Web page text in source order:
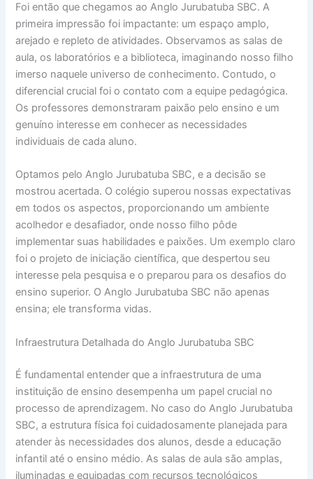
Foi então que chegamos ao Anglo Jurubatuba SBC. A
primeira impressão foi impactante: um espaço amplo,
arejado e repleto de atividades. Observamos as salas de
aula, os laboratórios e a biblioteca, imaginando nosso filho
imerso naquele universo de conhecimento. Contudo, o
diferencial crucial foi o contato com a equipe pedagógica.
Os professores demonstraram paixão pelo ensino e um
genuíno interesse em conhecer as necessidades
individuais de cada aluno.
Optamos pelo Anglo Jurubatuba SBC, e a decisão se
mostrou acertada. O colégio superou nossas expectativas
em todos os aspectos, proporcionando um ambiente
acolhedor e desafiador, onde nosso filho pôde
implementar suas habilidades e paixões. Um exemplo claro
foi o projeto de iniciação científica, que despertou seu
interesse pela pesquisa e o preparou para os desafios do
ensino superior. O Anglo Jurubatuba SBC não apenas
ensina; ele transforma vidas.
Infraestrutura Detalhada do Anglo Jurubatuba SBC
É fundamental entender que a infraestrutura de uma
instituição de ensino desempenha um papel crucial no
processo de aprendizagem. No caso do Anglo Jurubatuba
SBC, a estrutura física foi cuidadosamente planejada para
atender às necessidades dos alunos, desde a educação
infantil até o ensino médio. As salas de aula são amplas,
iluminadas e equipadas com recursos tecnológicos